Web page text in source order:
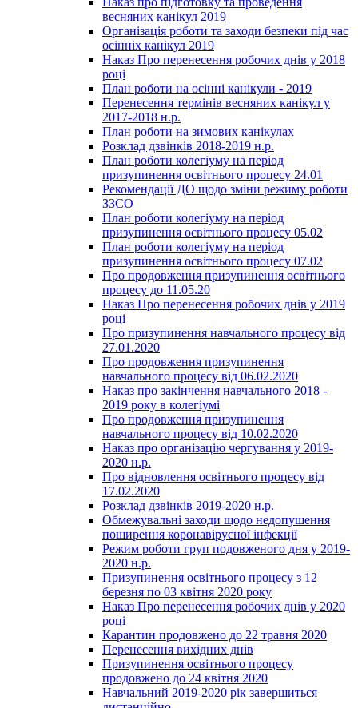
весняних канікул 2019
Організація роботи та заходи безпеки під час
осінніх канікул 2019
Наказ Про перенесення робочих днів у 2018
році
План роботи на осінні канікули - 2019
Перенесення термінів весняних канікул у
2017-2018 н.р.
План роботи на зимових канікулах
Розклад дзвінків 2018-2019 н.р.
План роботи колегіуму на період
призупинення освітнього процесу 24.01
Рекомендації ДО щодо зміни режиму роботи
ЗЗСО
План роботи колегіуму на період
призупинення освітнього процесу 05.02
План роботи колегіуму на період
призупинення освітнього процесу 07.02
Про продовження призупинення освітнього
процесу до 11.05.20
Наказ Про перенесення робочих днів у 2019
році
Про призупинення навчального процесу від
27.01.2020
Про продовження призупинення
навчального процесу від 06.02.2020
Наказ про закінчення навчального 2018 -
2019 року в колегіумі
Про продовження призупинення
навчального процесу від 10.02.2020
Наказ про організацію чергування у 2019-
2020 н.р.
Про відновлення освітнього процесу від
17.02.2020
Розклад дзвінків 2019-2020 н.р.
Обмежувальні заходи щодо недопушення
поширення коронавірусної інфекції
Режим роботи груп подовженого дня у 2019-
2020 н.р.
Призупинення освітнього процесу з 12
березня по 03 квітня 2020 року
Наказ Про перенесення робочих днів у 2020
році
Карантин продовжено до 22 травня 2020
Перенесення вихідних днів
Призупинення освітнього процесу
продовжено до 24 квітня 2020
Навчальний 2019-2020 рік завершиться